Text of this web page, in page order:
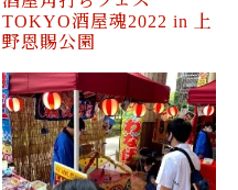
TOKYO酒屋魂2022 in 上
野恩賜公園